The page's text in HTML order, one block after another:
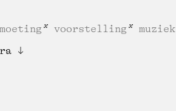
voorstelling muziek